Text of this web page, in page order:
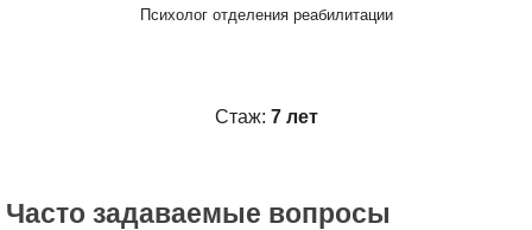
Психолог отделения реабилитации
Стаж: 7 лет
Часто задаваемые вопросы